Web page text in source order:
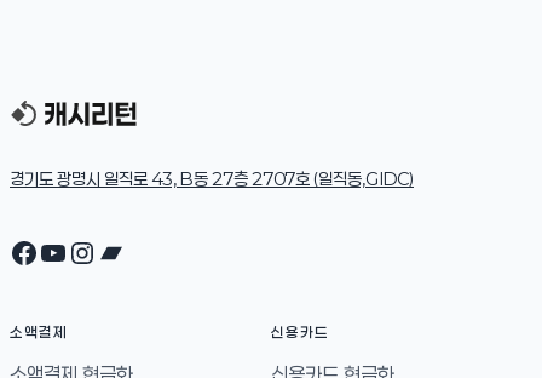
경기도 광명시 일직로 43, B동 27층 2707호 (일직동,GIDC)
Facebook
YouTube
Instagram
Bandcamp
소액결제 신용카드